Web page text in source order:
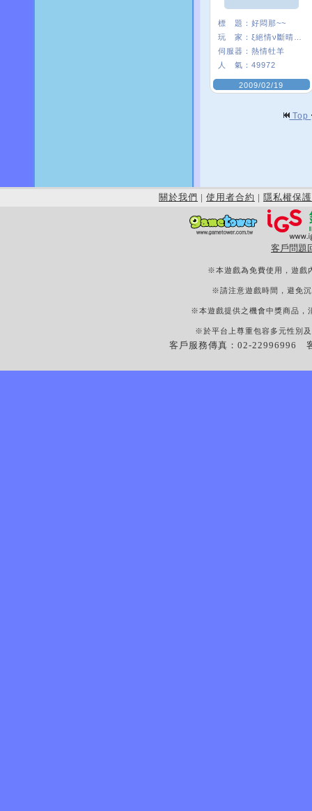
標 題： 好悶那~~
玩 家：
伺服器： 熱情牡羊
人 氣： 49972
2009/02/19
Top
關於我們 | 使用者合約 | 隱私權保護
客戶問題
※本遊戲為免費使用，遊戲
※請注意遊戲時間，避免
※本遊戲提供之機會中獎商品，
※於平台上尊重包容多元性別
客戶服務傳真：02-22996996